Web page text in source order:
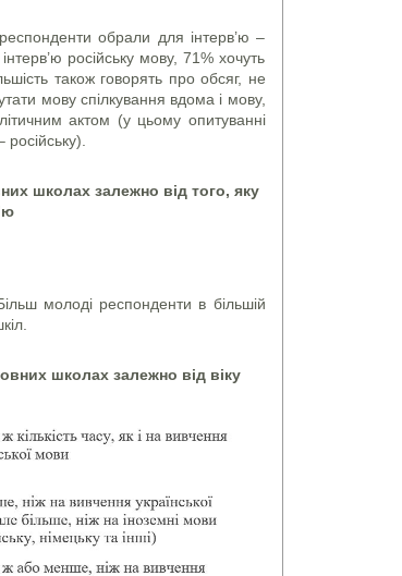
обрали для інтерв’ю –
російську мову, 71% хочуть
також говорять про обсяг, не
мову спілкування вдома і мову,
актом (у цьому опитуванні
школах залежно від того, яку
молоді респонденти в більшій
школах залежно від віку